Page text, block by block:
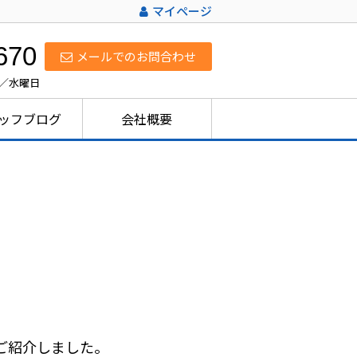
マイページ
メールでのお問合わせ
水曜日
フブログ 会社概要
介しました。